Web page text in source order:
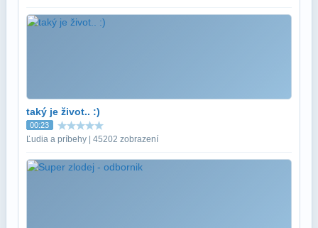
taký je život.. :)
00:23
Ľudia a príbehy | 45202 zobrazení